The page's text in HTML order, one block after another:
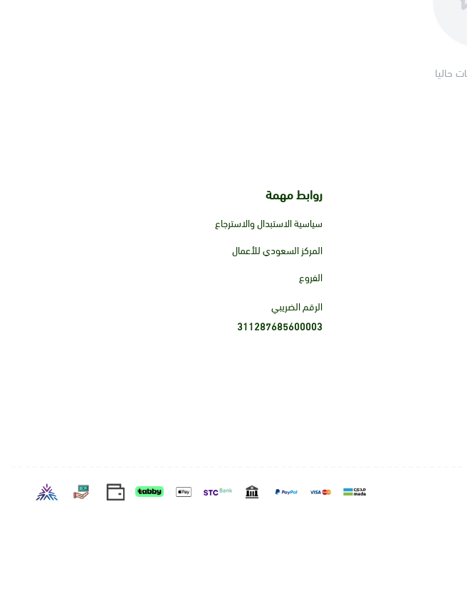
حاليا
روابط مهمة
سياسية الاستبدال والاسترجاع
المركز السعودي للأعمال
الفروع
الرقم الضريبي
311287685600003